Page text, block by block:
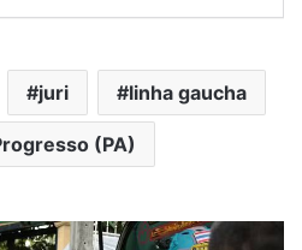
juri linha gaucha
(PA)